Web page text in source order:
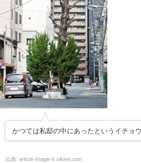
かつては私邸の中にあったというイチョ
出典: article-image-ix.nikkei.com